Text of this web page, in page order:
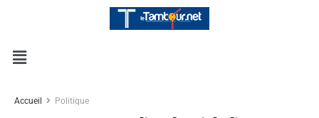
Accueil Politique